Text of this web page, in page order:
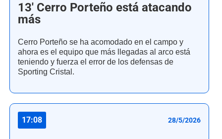
13' Cerro Porteño está atacando
más
Cerro Porteño se ha acomodado en el campo y
ahora es el equipo que más llegadas al arco está
teniendo y fuerza el error de los defensas de
Sporting Cristal.
17:08 28/5/2026